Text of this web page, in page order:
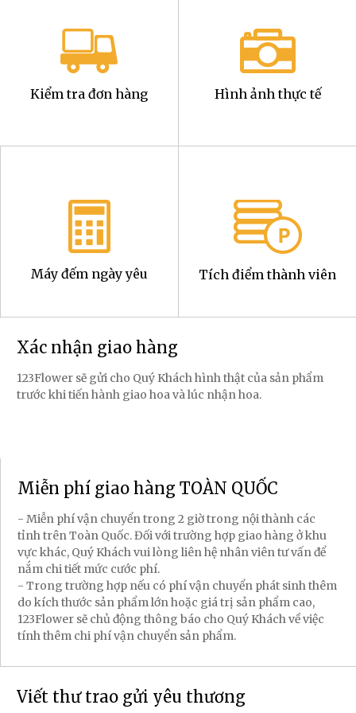
Kiểm tra đơn hàng Hình ảnh thực tế
Máy đếm ngày yêu Tích điểm thành viên
Xác nhận giao hàng
123Flower sẽ gửi cho Quý Khách hình thật của sản phẩm
trước khi tiến hành giao hoa và lúc nhận hoa.
Miễn phí giao hàng TOÀN QUỐC
- Miễn phí vận chuyển trong 2 giờ trong nội thành các
tỉnh trên Toàn Quốc. Đối với trường hợp giao hàng ở khu
vực khác, Quý Khách vui lòng liên hệ nhân viên tư vấn để
nắm chi tiết mức cước phí.
- Trong trường hợp nếu có phí vận chuyển phát sinh thêm
do kích thước sản phẩm lớn hoặc giá trị sản phẩm cao,
123Flower sẽ chủ động thông báo cho Quý Khách về việc
tính thêm chi phí vận chuyển sản phẩm.
Viết thư trao gửi yêu thương